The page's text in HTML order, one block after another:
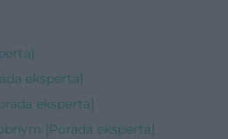
eksperta]
eksperta]
[Porada eksperta]